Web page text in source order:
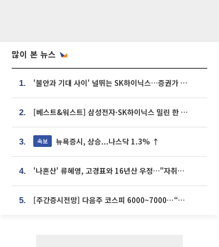
많이 본 뉴스
1. '불안과 기대 사이' 널뛰는 SK하이닉스…증권가 "HBM4·LTA 기반 펀터멘털 견고"
2. [베스트&워스트] 삼성전자·SK하이닉스 밀린 한 주…상상인증권은 85% 급등
3. 속보 뉴욕증시, 상승...나스닥 1.3% ↑
4. '나혼산' 류혜영, 고경표와 16년산 우정…"자취방서 부모님과 마주쳐"
5. [주간증시전망] 다음주 코스피 6000~7000⋯“外人 수급은 정책이 변수”